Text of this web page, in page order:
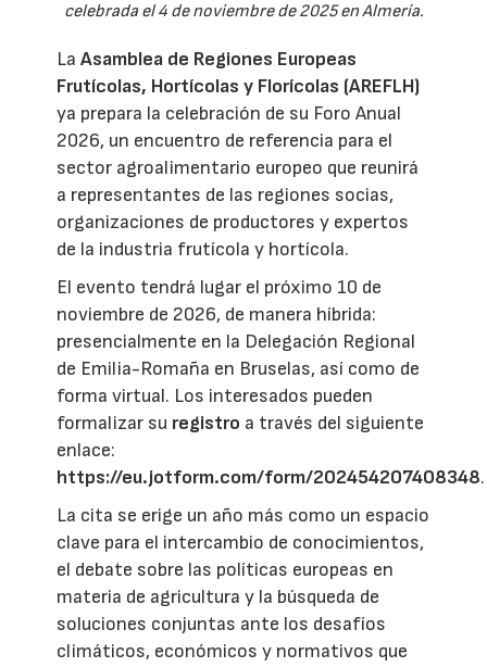
celebrada el 4 de noviembre de 2025 en Almería.
LaAsamblea de Regiones Europeas
Frutícolas, Hortícolas y Florícolas (AREFLH)
ya prepara la celebración de su Foro Anual
2026, un encuentro de referencia para el
sector agroalimentario europeo que reunirá
a representantes de las regiones socias,
organizaciones de productores y expertos
de la industria frutícola y hortícola.
El evento tendrá lugar el próximo 10 de
noviembre de 2026, de manera híbrida:
presencialmente en la Delegación Regional
de Emilia-Romaña en Bruselas, así como de
forma virtual. Los interesados pueden
formalizar su registro a través del siguiente
enlace:
https://eu.jotform.com/form/202454207408348.
La cita se erige un año más como un espacio
clave para el intercambio de conocimientos,
el debate sobre las políticas europeas en
materia de agricultura y la búsqueda de
soluciones conjuntas ante los desafíos
climáticos, económicos y normativos que